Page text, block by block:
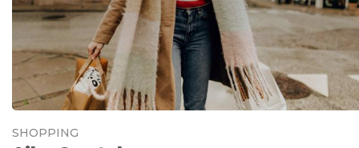
SHOPPING